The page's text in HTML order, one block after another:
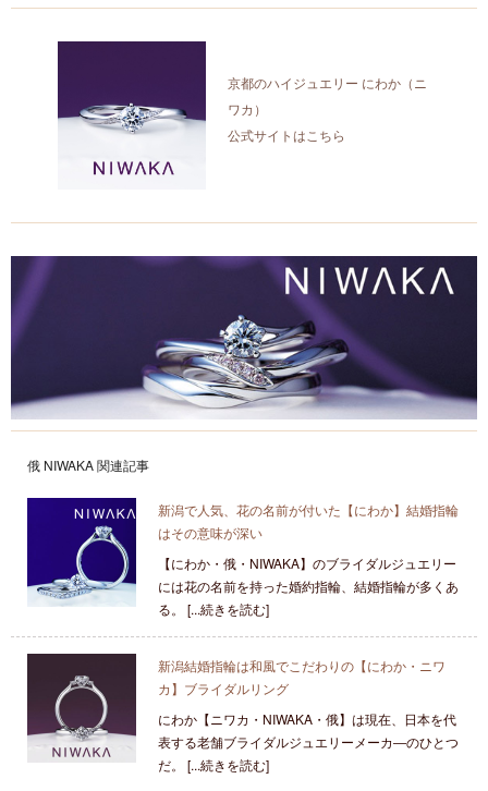
京都のハイジュエリー にわか（ニ
ワカ）
公式サイトはこちら
俄 NIWAKA 関連記事
新潟で人気、花の名前が付いた【にわか】結婚指輪
はその意味が深い
【にわか・俄・NIWAKA】のブライダルジュエリー
には花の名前を持った婚約指輪、結婚指輪が多くあ
る。 [...続きを読む]
新潟結婚指輪は和風でこだわりの【にわか・ニワ
カ】ブライダルリング
にわか【ニワカ・NIWAKA・俄】は現在、日本を代
表する老舗ブライダルジュエリーメーカ―のひとつ
だ。 [...続きを読む]